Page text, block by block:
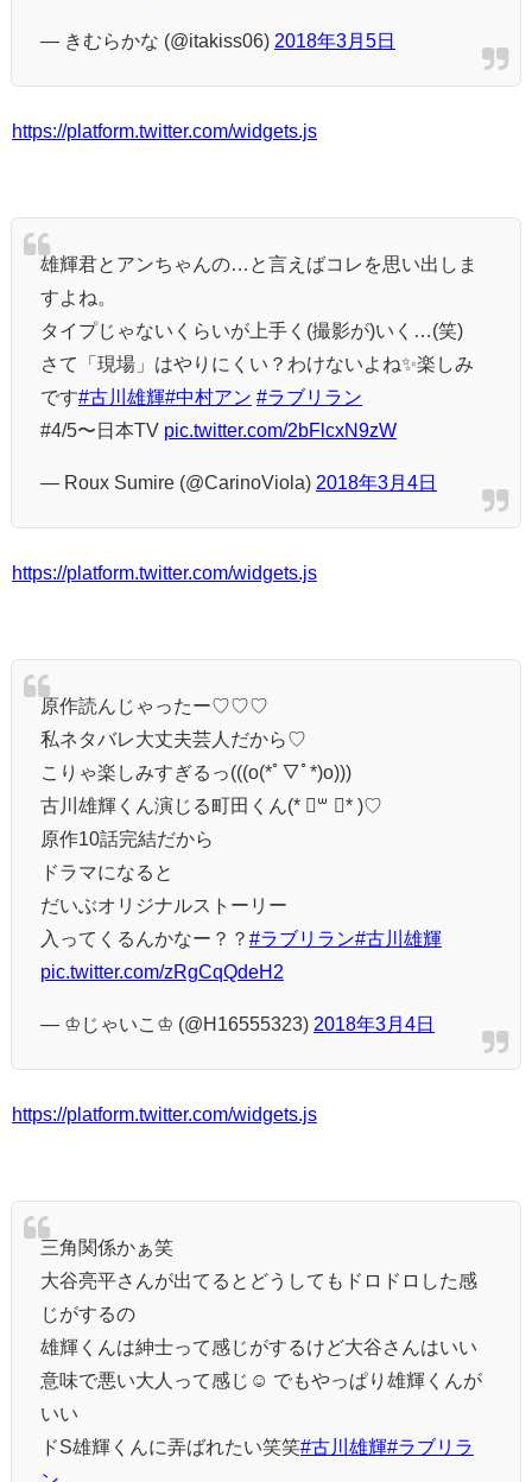
— きむらかな (@itakiss06) 2018年3月5日
https://platform.twitter.com/widgets.js
雄輝君とアンちゃんの…と言えばコレを思い出しま
すよね。
タイプじゃないくらいが上手く(撮影が)いく…(笑)
さて「現場」はやりにくい？わけないよね✨楽しみ
です#古川雄輝#中村アン #ラブリラン
#4/5〜日本TV pic.twitter.com/2bFlcxN9zW
— Roux Sumire (@CarinoViola) 2018年3月4日
https://platform.twitter.com/widgets.js
原作読んじゃったー♡♡♡
私ネタバレ大丈夫芸人だから♡
こりゃ楽しみすぎるっ(((o(*ﾟ▽ﾟ*)o)))
古川雄輝くん演じる町田くん(* ॑꒳ ॑* )♡
原作10話完結だから
ドラマになると
だいぶオリジナルストーリー
入ってくるんかなー？？ #ラブリラン#古川雄輝
pic.twitter.com/zRgCqQdeH2
— ♔じゃいこ♔ (@H16555323) 2018年3月4日
https://platform.twitter.com/widgets.js
三角関係かぁ笑
大谷亮平さんが出てるとどうしてもドロドロした感
じがするの
雄輝くんは紳士って感じがするけど大谷さんはいい
意味で悪い大人って感じ☺ でもやっぱり雄輝くんが
いい
ドS雄輝くんに弄ばれたい笑笑#古川雄輝#ラブリラ